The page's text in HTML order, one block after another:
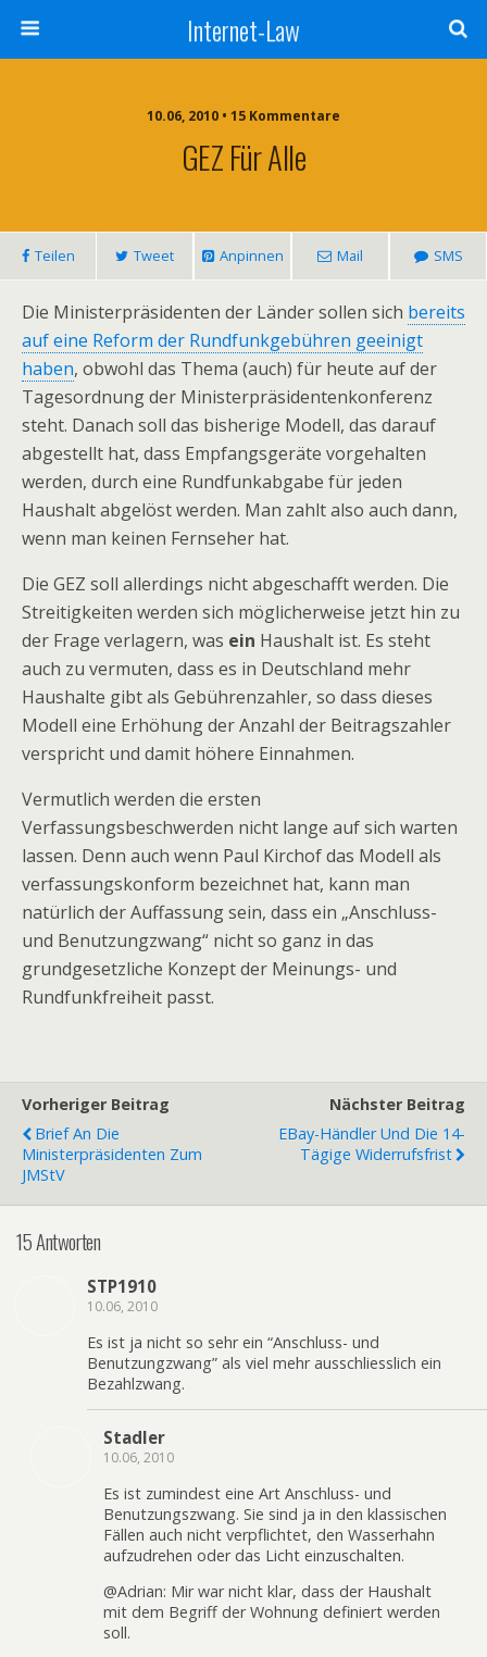
Internet-Law
10.06, 2010 • 15 Kommentare
GEZ Für Alle
Teilen Tweet Anpinnen Mail SMS
Die Ministerpräsidenten der Länder sollen sich bereits
auf eine Reform der Rundfunkgebühren geeinigt
haben, obwohl das Thema (auch) für heute auf der
Tagesordnung der Ministerpräsidentenkonferenz
steht. Danach soll das bisherige Modell, das darauf
abgestellt hat, dass Empfangsgeräte vorgehalten
werden, durch eine Rundfunkabgabe für jeden
Haushalt abgelöst werden. Man zahlt also auch dann,
wenn man keinen Fernseher hat.
Die GEZ soll allerdings nicht abgeschafft werden. Die
Streitigkeiten werden sich möglicherweise jetzt hin zu
der Frage verlagern, was ein Haushalt ist. Es steht
auch zu vermuten, dass es in Deutschland mehr
Haushalte gibt als Gebührenzahler, so dass dieses
Modell eine Erhöhung der Anzahl der Beitragszahler
verspricht und damit höhere Einnahmen.
Vermutlich werden die ersten
Verfassungsbeschwerden nicht lange auf sich warten
lassen. Denn auch wenn Paul Kirchof das Modell als
verfassungskonform bezeichnet hat, kann man
natürlich der Auffassung sein, dass ein „Anschluss-
und Benutzungzwang“ nicht so ganz in das
grundgesetzliche Konzept der Meinungs- und
Rundfunkfreiheit passt.
Vorheriger Beitrag
Brief An Die
Ministerpräsidenten Zum
JMStV
Nächster Beitrag
EBay-Händler Und Die 14-
Tägige Widerrufsfrist
15 Antworten
STP1910
10.06, 2010
Es ist ja nicht so sehr ein “Anschluss- und
Benutzungzwang” als viel mehr ausschliesslich ein
Bezahlzwang.
Stadler
10.06, 2010
Es ist zumindest eine Art Anschluss- und
Benutzungszwang. Sie sind ja in den klassischen
Fällen auch nicht verpflichtet, den Wasserhahn
aufzudrehen oder das Licht einzuschalten.
@Adrian: Mir war nicht klar, dass der Haushalt
mit dem Begriff der Wohnung definiert werden
soll.